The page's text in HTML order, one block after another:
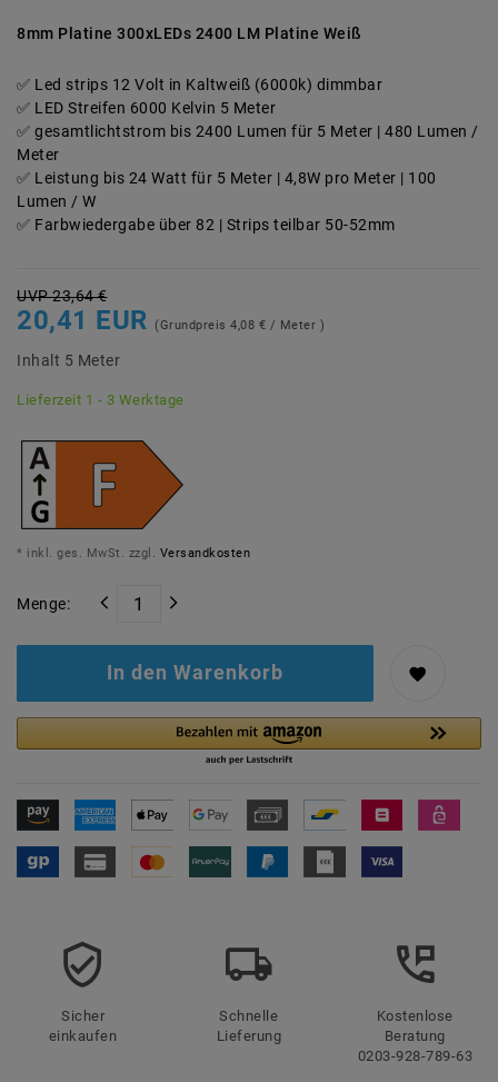
8mm Platine 300xLEDs 2400 LM Platine Weiß
Led strips 12 Volt in Kaltweiß (6000k) dimmbar
LED Streifen 6000 Kelvin 5 Meter
gesamtlichtstrom bis 2400 Lumen für 5 Meter | 480 Lumen /
Meter
Leistung bis 24 Watt für 5 Meter | 4,8W pro Meter | 100
Lumen / W
Farbwiedergabe über 82 | Strips teilbar 50-52mm
UVP 23,64 €
20,41 EUR (Grundpreis 4,08 € / Meter )
Inhalt 5 Meter
Lieferzeit 1 - 3 Werktage
* inkl. ges. MwSt. zzgl. Versandkosten
Menge:
In den Warenkorb
Sicher
einkaufen
Schnelle
Lieferung
Kostenlose
Beratung
0203-928-789-63